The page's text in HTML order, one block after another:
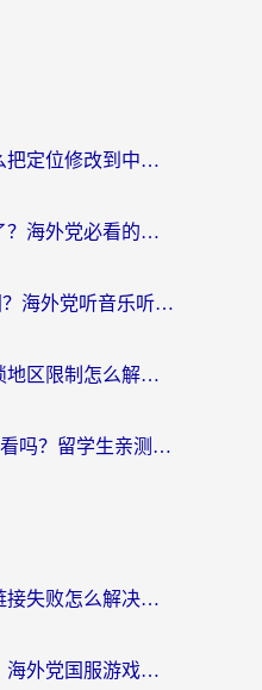
在意大利用小红书怎么把定位修改到中国国内？3个实用技巧+1个靠谱工具帮你搞定
咪咕体育在香港用不了？海外党必看的回国加速器选择指南（附3个真实场景解决方案）
网易云ip怎么改成中国？海外党听音乐听书的无痛解决方案
海外党必看：汽水解锁地区限制怎么解除？3招解决国内影音&生活服务难题
央视影音VIP海外可以看吗？留学生亲测有效的回国加速器选择指南
女神星球海外服务器链接失败怎么解决？海外党国服游戏加速避坑指南
日本怎么玩君临传奇？海外党国服游戏加速避坑指南（附菲律宾欧洲玩家实测）